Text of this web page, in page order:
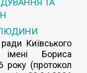
ТА
ЛЮДИНИ
Київського
імені Бориса
року (протокол